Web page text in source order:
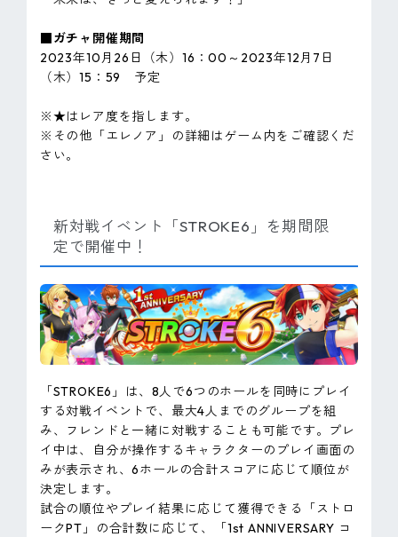
■ガチャ開催期間
2023年10月26日（木）16：00～2023年12月7日
（木）15：59 予定
※★はレア度を指します。
※その他「エレノア」の詳細はゲーム内をご確認くだ
さい。
新対戦イベント「STROKE6」を期間限
定で開催中！
「STROKE6」は、8人で6つのホールを同時にプレイ
する対戦イベントで、最大4人までのグループを組
み、フレンドと一緒に対戦することも可能です。プレ
イ中は、自分が操作するキャラクターのプレイ画面の
みが表示され、6ホールの合計スコアに応じて順位が
決定します。
試合の順位やプレイ結果に応じて獲得できる「ストロ
ークPT」の合計数に応じて、「1st ANNIVERSARY コ